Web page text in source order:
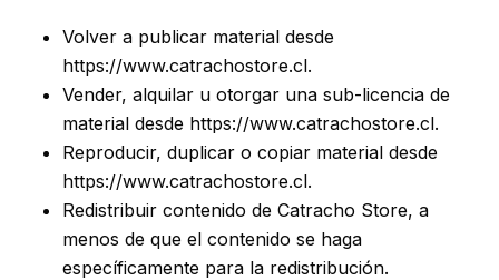
Volver a publicar material desde
https://www.catrachostore.cl.
Vender, alquilar u otorgar una sub-licencia de
material desde https://www.catrachostore.cl.
Reproducir, duplicar o copiar material desde
https://www.catrachostore.cl.
Redistribuir contenido de Catracho Store, a
menos de que el contenido se haga
específicamente para la redistribución.